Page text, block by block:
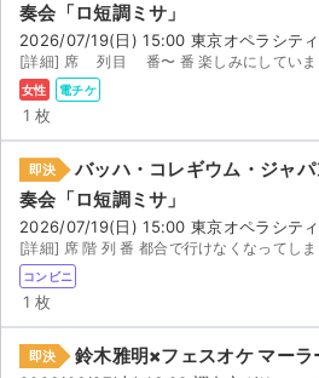
手数料・お支払い方法
AIに質問する
よくある質問
お知らせ
奏会「ロ短調ミサ」
2026/07/19(日) 15:00 東京オペラシテ
女性 電チケ
1 枚
即決
バッハ・コレギウム・ジャ
奏会「ロ短調ミサ」
2026/07/19(日) 15:00 東京オペラシテ
コンビニ
1 枚
即決 鈴木雅明×フェスオケ マーラ